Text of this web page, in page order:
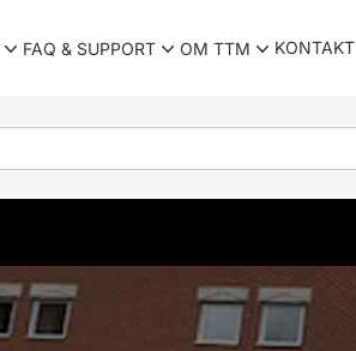
FAQ & SUPPORT OM TTM KONTAKT